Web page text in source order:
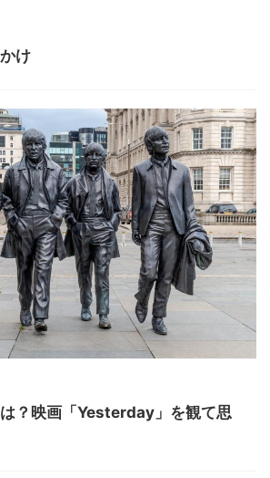
け
？映画「Yesterday」を観て思